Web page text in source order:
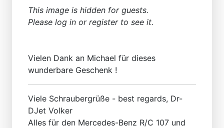
This image is hidden for guests.
Please log in or register to see it.
Vielen Dank an Michael für dieses
wunderbare Geschenk !
Viele Schraubergrüße - best regards, Dr-
DJet Volker
Alles für den Mercedes-Benz R/C 107 und